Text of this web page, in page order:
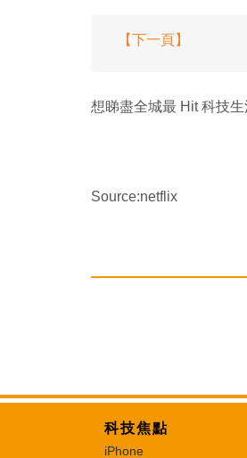
【下一頁】
想睇盡全城最 Hit 科技
Source:netflix
科技焦點
iPhone